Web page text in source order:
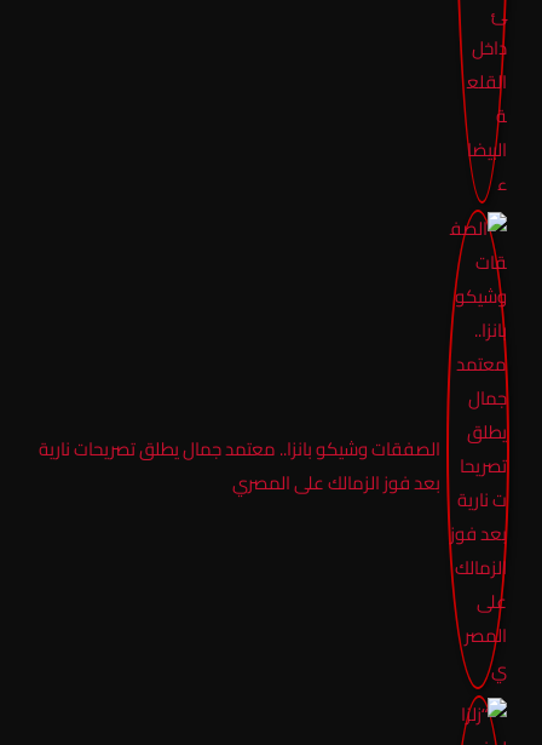
الصفقات وشيكو بانزا.. معتمد جمال يطلق تصريحات نارية
بعد فوز الزمالك على المصري